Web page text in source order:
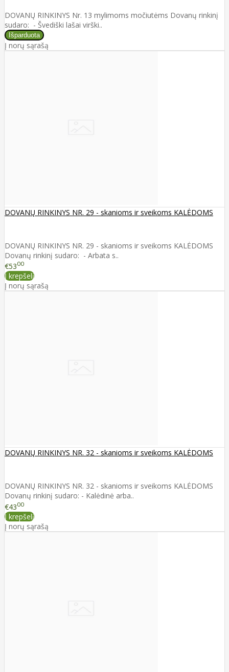
DOVANŲ RINKINYS Nr. 13 mylimoms močiutėms Dovanų rinkinį
sudaro: - Švediški lašai virški..
Į norų sąrašą
DOVANŲ RINKINYS NR. 29 - skanioms ir sveikoms KALĖDOMS
DOVANŲ RINKINYS NR. 29 - skanioms ir sveikoms KALĖDOMS
Dovanų rinkinį sudaro: - Arbata s..
€5300
Į krepšelį
Į norų sąrašą
DOVANŲ RINKINYS NR. 32 - skanioms ir sveikoms KALĖDOMS
DOVANŲ RINKINYS NR. 32 - skanioms ir sveikoms KALĖDOMS
Dovanų rinkinį sudaro: - Kalėdinė arba..
€4300
Į krepšelį
Į norų sąrašą